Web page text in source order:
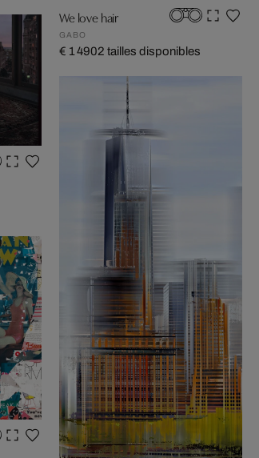
We love hair
GABO
€ 1 4902 tailles disponibles